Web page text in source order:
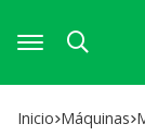
Buscar
Inicio máquinas